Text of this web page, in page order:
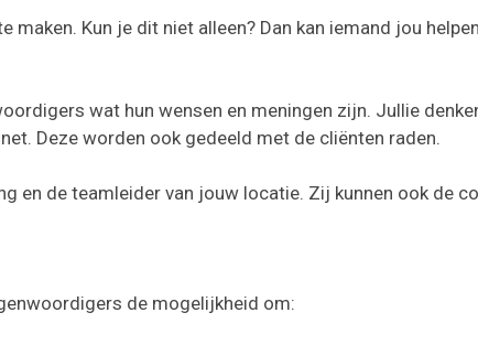
maken. Kun je dit niet alleen? Dan kan iemand jou
wat hun wensen en meningen zijn. Jullie
Deze worden ook gedeeld met de cliënten raden.
en de teamleider van jouw locatie. Zij kunnen ook de
de mogelijkheid om: